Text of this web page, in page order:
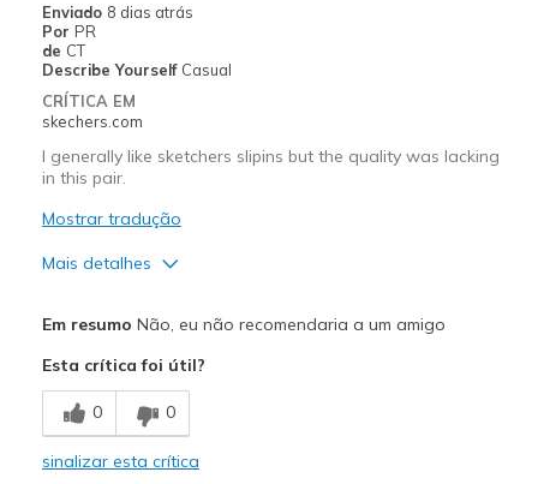
Enviado 8 dias atrás
Por PR
de CT
Describe Yourself Casual
CRÍTICA EM
skechers.com
I generally like sketchers slipins but the quality was lacking
in this pair.
Mostrar tradução
Mais detalhes
Comfortable
Contras
Poor Quality
Em resumo Não, eu não recomendaria a um amigo
Esta crítica foi útil?
0 0
sinalizar esta crítica